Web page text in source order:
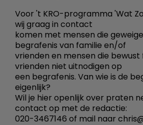
Voor 't KRO-programma 'Wat
wij graag in contact
komen met mensen die
begrafenis van familie en/of
vrienden en mensen die
vrienden niet uitnodigen op
een begrafenis. Van wie is de
eigenlijk?
Wil je hier openlijk over praten
contact op met de redactie:
020-3467146 of mail naar